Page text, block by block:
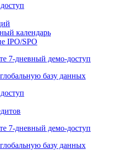
календарь
IPO/SPO
7-дневный демо-доступ
базу данных
7-дневный демо-доступ
базу данных